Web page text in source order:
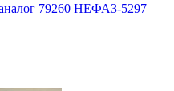
79260 НЕФАЗ-5297